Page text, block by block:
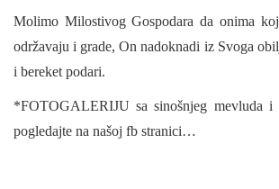
Molimo Milostivog Gospodara da onima
održavaju i grade, On nadoknadi iz Svoga
i bereket podari.
*FOTOGALERIJU sa sinošnjeg mevluda i
pogledajte na našoj fb stranici…